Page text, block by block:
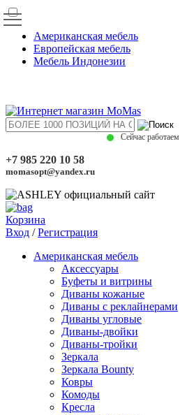
Американская мебель
Европейская мебель
Мебель Индонезии
Сейчас работаем
+7 985 220 10 58
momasopt@yandex.ru
Корзина
Вход /Регистрация
Американская мебель
Аксессуары
Буфеты и витрины
Диваны кожаные
Диваны с реклайнерами
Диваны угловые
Диваны-двойки
Диваны-тройки
Зеркала
Зеркала Bounty
Ковры
Комоды
Кресла